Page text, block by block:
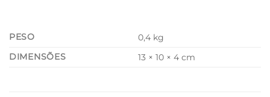
PESO
0,4 kg
DIMENSÕES
13 × 10 × 4 cm